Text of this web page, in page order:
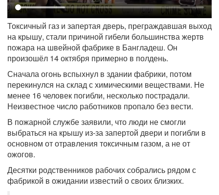
Токсичный газ и запертая дверь, преграждавшая выход
на крышу, стали причиной гибели большинства жертв
пожара на швейной фабрике в Бангладеш. Он
произошёл 14 октября примерно в полдень.
Сначала огонь вспыхнул в здании фабрики, потом
перекинулся на склад с химическими веществами. Не
менее 16 человек погибли, несколько пострадали.
Неизвестное число работников пропало без вести.
В пожарной службе заявили, что люди не смогли
выбраться на крышу из-за запертой двери и погибли в
основном от отравления токсичным газом, а не от
ожогов.
Десятки родственников рабочих собрались рядом с
фабрикой в ожидании известий о своих близких.